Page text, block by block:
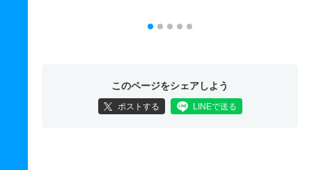
このページをシェアしよう
ポストする LINEで送る